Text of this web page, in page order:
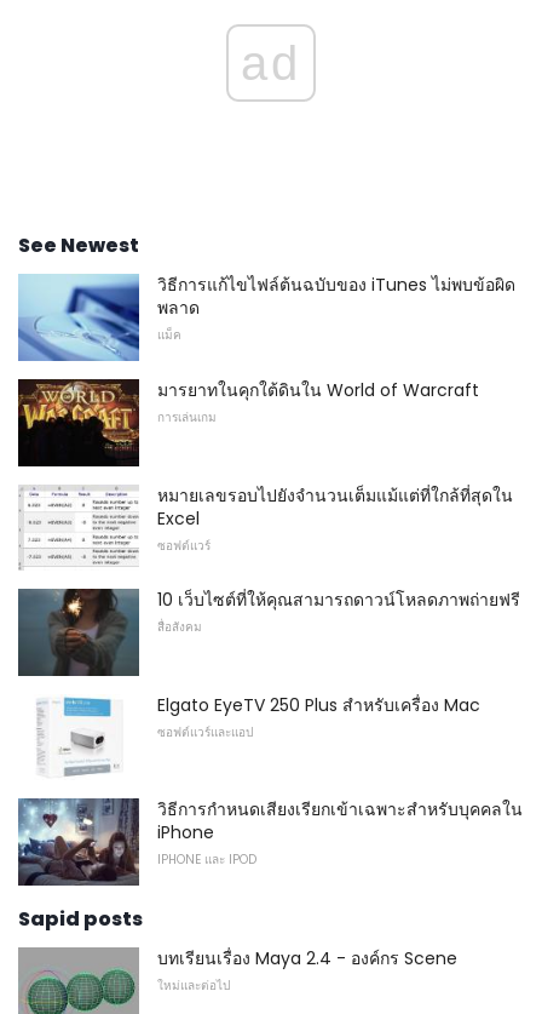
ad
See Newest
วิธีการแก้ไขไฟล์ต้นฉบับของ iTunes ไม่พบข้อผิด
พลาด
แม็ค
มารยาทในคุกใต้ดินใน World of Warcraft
การเล่นเกม
หมายเลขรอบไปยังจำนวนเต็มแม้แต่ที่ใกล้ที่สุดใน
Excel
ซอฟต์แวร์
10 เว็บไซต์ที่ให้คุณสามารถดาวน์โหลดภาพถ่ายฟรี
สื่อสังคม
Elgato EyeTV 250 Plus สำหรับเครื่อง Mac
ซอฟต์แวร์และแอป
วิธีการกำหนดเสียงเรียกเข้าเฉพาะสำหรับบุคคลใน
iPhone
IPHONE และ IPOD
Sapid posts
บทเรียนเรื่อง Maya 2.4 - องค์กร Scene
ใหม่และต่อไป